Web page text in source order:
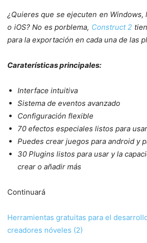
¿Quieres que se ejecuten en Windows,
o iOS? No es porblema, Construct 2
para la exportación en cada una de las
Caraterísticas principales:
Interface intuitiva
Sistema de eventos avanzado
Configuración flexible
70 efectos especiales listos para usar
Puedes crear juegos para android y
30 Plugins listos para usar y la
crear o añadir más
Continuará
Herramientas gratuitas para el
creadores nóveles (2)